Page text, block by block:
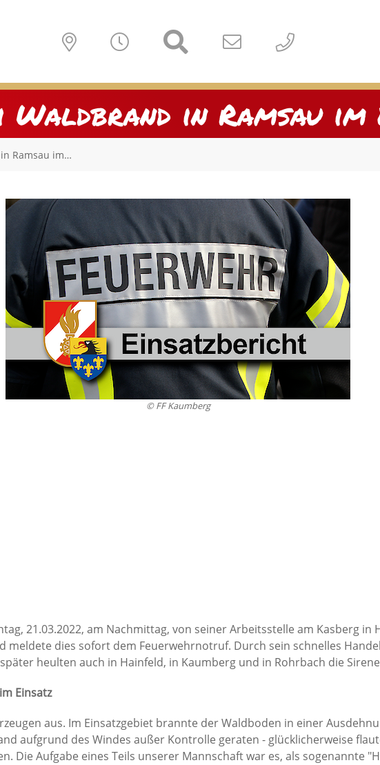
Waldbrand in Ramsau im
Ramsau im…
© FF Kaumberg
21.03.2022, am Nachmittag, von seiner Arbeitsstelle am Kasberg in
meldete dies sofort dem Feuerwehrnotruf. Durch sein schnelles
heulten auch in Hainfeld, in Kaumberg und in Rohrbach die
Einsatz
aus. Im Einsatzgebiet brannte der Waldboden in einer
aufgrund des Windes außer Kontrolle geraten - glücklicherweise
Die Aufgabe eines Teils unserer Mannschaft war es, als sogenannte